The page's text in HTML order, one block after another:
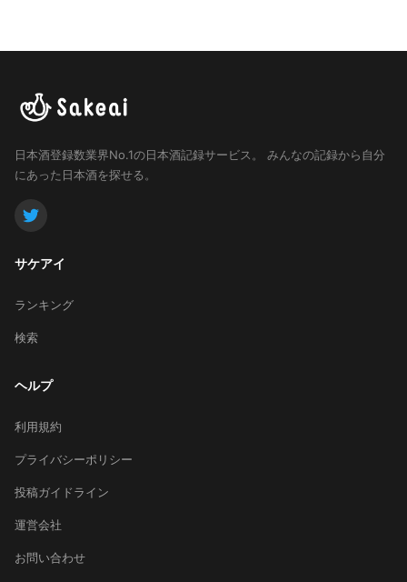
日本酒登録数業界No.1の日本酒記録サービス。
みんなの記録から自分
にあった日本酒を探せる。
サケアイ
ランキング
検索
ヘルプ
利用規約
プライバシーポリシー
投稿ガイドライン
運営会社
お問い合わせ